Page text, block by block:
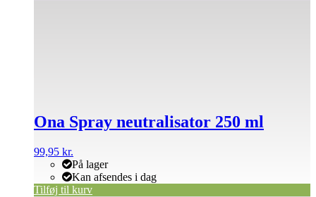
Ona Spray neutralisator 250 ml
99,95 kr.
På lager
Kan afsendes i dag
Tilføj til kurv